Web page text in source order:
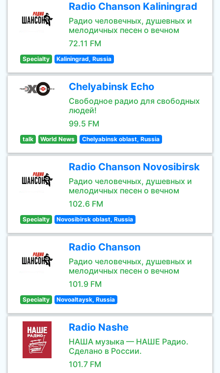
Radio Chanson Kaliningrad
Радио человечных, душевных и
мелодичных песен о вечном
72.11 FM
Specialty Kaliningrad, Russia
Chelyabinsk Echo
Свободное радио для свободных
людей!
99.5 FM
talk World News Chelyabinsk oblast, Russia
Radio Chanson Novosibirsk
Радио человечных, душевных и
мелодичных песен о вечном
102.6 FM
Specialty Novosibirsk oblast, Russia
Radio Chanson
Радио человечных, душевных и
мелодичных песен о вечном
101.9 FM
Specialty Novoaltaysk, Russia
Radio Nashe
НАША музыка — НАШЕ Радио.
Сделано в России.
101.7 FM